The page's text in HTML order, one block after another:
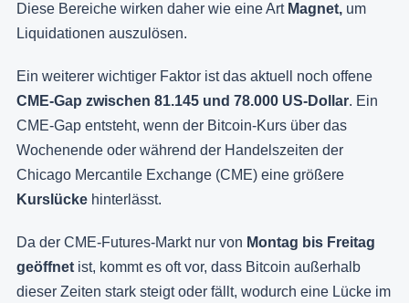
Diese Bereiche wirken daher wie eine Art Magnet, um
Liquidationen auszulösen.
Ein weiterer wichtiger Faktor ist das aktuell noch offene
CME-Gap zwischen 81.145 und 78.000 US-Dollar. Ein
CME-Gap entsteht, wenn der Bitcoin-Kurs über das
Wochenende oder während der Handelszeiten der
Chicago Mercantile Exchange (CME) eine größere
Kurslücke hinterlässt.
Da der CME-Futures-Markt nur von Montag bis Freitag
geöffnet ist, kommt es oft vor, dass Bitcoin außerhalb
dieser Zeiten stark steigt oder fällt, wodurch eine Lücke im